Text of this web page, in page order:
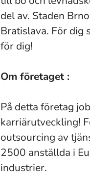
del av. Staden
Bratislava. För dig
för dig!
Om företaget :
På detta företag
karriärutveckling!
outsourcing av
2500 anställda i
industrier.